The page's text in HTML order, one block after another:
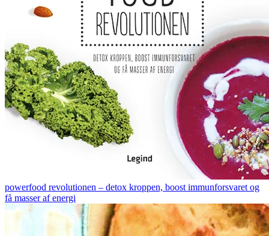
powerfood revolutionen – detox kroppen, boost immunforsvaret og
få masser af energi